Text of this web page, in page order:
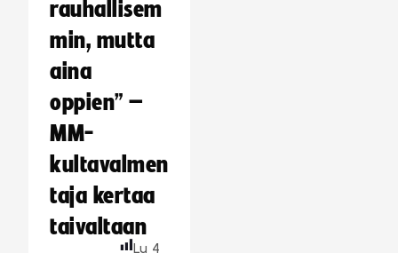
rauhallisem
min, mutta
aina
oppien” –
MM-
kultavalmen
taja kertaa
taivaltaan
Lu 4